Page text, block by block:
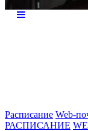
Расписание Web-
РАСПИСАНИЕ